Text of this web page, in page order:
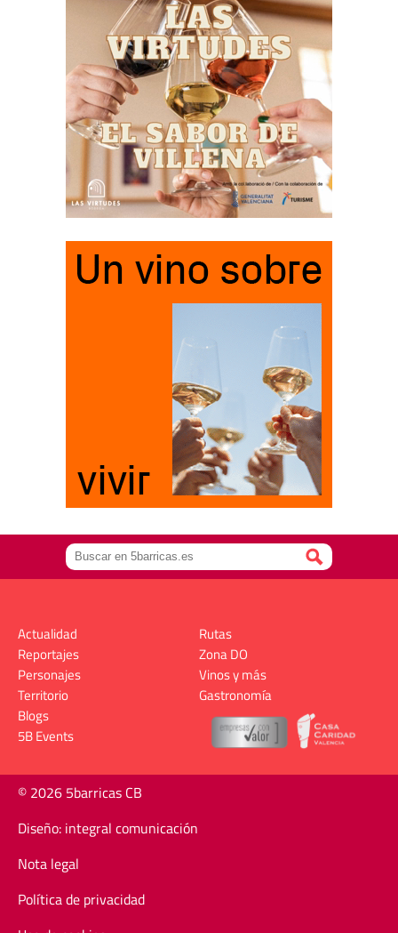
Actualidad
Reportajes
Personajes
Territorio
Rutas
Zona DO
Vinos y más
Gastronomía
Blogs
5B Events
© 2026 5barricas CB
Diseño: integral comunicación
Nota legal
Política de privacidad